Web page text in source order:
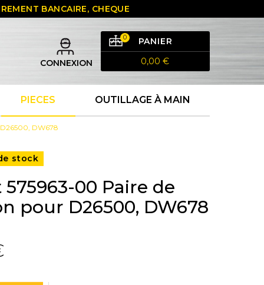
BANCAIRE, CHEQUE
CONNEXION
PANIER
0
0,00 €
PIECES OUTILLAGE À MAIN
DW678
stock
00 Paire de
pour D26500, DW678